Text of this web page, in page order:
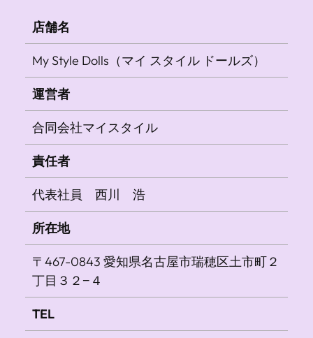
店舗名
My Style Dolls（マイ スタイル ドールズ）
運営者
合同会社マイスタイル
責任者
代表社員 西川 浩
所在地
〒467-0843 愛知県名古屋市瑞穂区土市町２
丁目３２−４
TEL